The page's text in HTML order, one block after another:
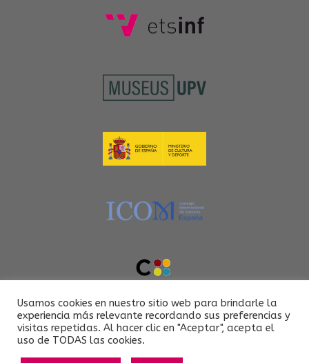
Usamos cookies en nuestro sitio web para brindarle la
experiencia más relevante recordando sus preferencias y
visitas repetidas. Al hacer clic en "Aceptar", acepta el
uso de TODAS las cookies.